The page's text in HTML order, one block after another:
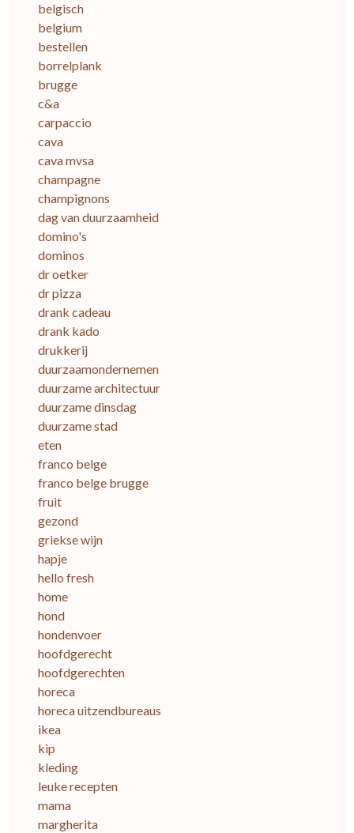
belgisch
belgium
bestellen
borrelplank
brugge
c&a
carpaccio
cava
cava mvsa
champagne
champignons
dag van duurzaamheid
domino's
dominos
dr oetker
dr pizza
drank cadeau
drank kado
drukkerij
duurzaamondernemen
duurzame architectuur
duurzame dinsdag
duurzame stad
eten
franco belge
franco belge brugge
fruit
gezond
griekse wijn
hapje
hello fresh
home
hond
hondenvoer
hoofdgerecht
hoofdgerechten
horeca
horeca uitzendbureaus
ikea
kip
kleding
leuke recepten
mama
margherita